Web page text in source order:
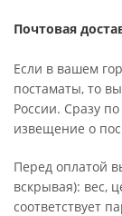
Почтовая
Если в вашем
постаматы, то
России. Сразу
извещение о
Перед оплатой
вскрывая): вес,
соответствует